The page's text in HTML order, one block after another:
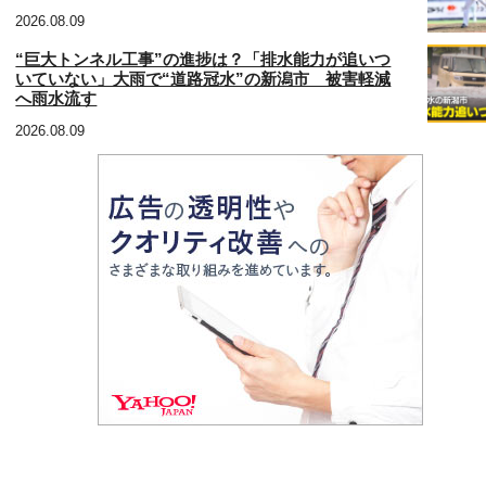
2026.08.09
“巨大トンネル工事”の進捗は？「排水能力が追いつ
いていない」大雨で“道路冠水”の新潟市 被害軽減
へ雨水流す
2026.08.09